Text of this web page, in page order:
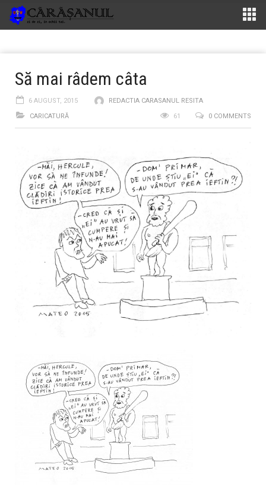
Să mai râdem câta
6 AUGUST, 2015
REDACTIA CARASANUL RESITA
CARICATURĂ
0 COMMENTS
61